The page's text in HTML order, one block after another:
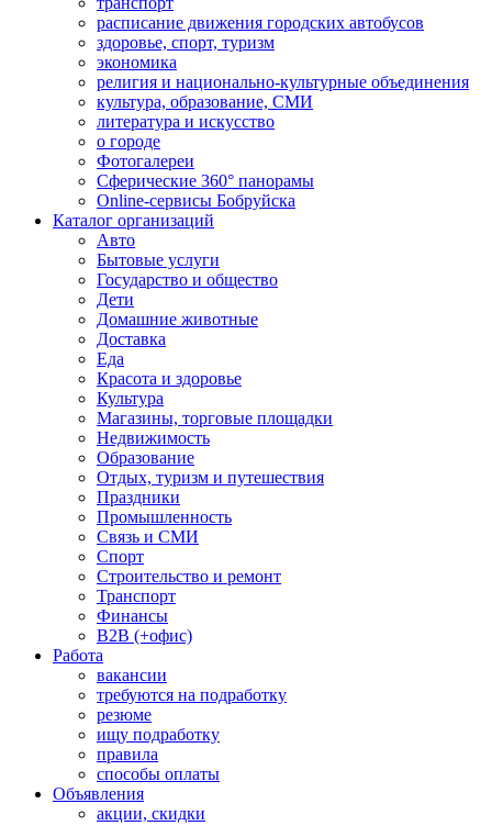
расписание движения городских автобусов
здоровье, спорт, туризм
экономика
религия и национально-культурные объединения
культура, образование, СМИ
литература и искусство
о городе
Фотогалереи
Сферические 360° панорамы
Online-сервисы Бобруйска
Каталог организаций
Авто
Бытовые услуги
Государство и общество
Дети
Домашние животные
Доставка
Еда
Красота и здоровье
Культура
Магазины, торговые площадки
Недвижимость
Образование
Отдых, туризм и путешествия
Праздники
Промышленность
Связь и СМИ
Спорт
Строительство и ремонт
Транспорт
Финансы
B2B (+офис)
Работа
вакансии
требуются на подработку
резюме
ищу подработку
правила
способы оплаты
Объявления
акции, скидки